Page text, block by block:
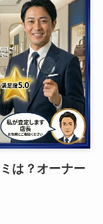
は？オーナー